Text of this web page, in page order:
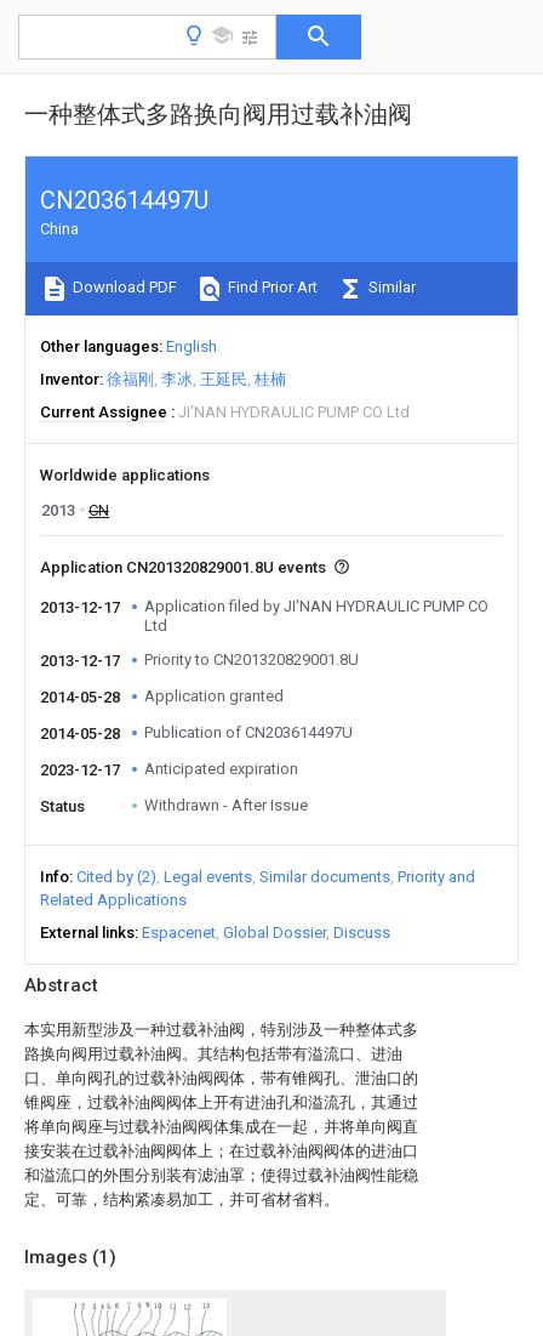
一种整体式多路换向阀用过载补油阀
Abstract
本实用新型涉及一种过载补油阀，特别涉及一种整体式多
路换向阀用过载补油阀。其结构包括带有溢流口、进油
口、单向阀孔的过载补油阀阀体，带有锥阀孔、泄油口的
锥阀座，过载补油阀阀体上开有进油孔和溢流孔，其通过
将单向阀座与过载补油阀阀体集成在一起，并将单向阀直
接安装在过载补油阀阀体上；在过载补油阀阀体的进油口
和溢流口的外围分别装有滤油罩；使得过载补油阀性能稳
定、可靠，结构紧凑易加工，并可省材省料。
Images (1)
CN203614497U
China
Download PDF Find Prior Art Similar
Other languages English
Inventor 徐福刚 李冰 王延民 桂楠
Current Assignee
JI'NAN HYDRAULIC PUMP CO Ltd
Worldwide applications
2013
CN
Application CN201320829001.8U events
2013-12-17
Application filed by JI'NAN HYDRAULIC PUMP CO
Ltd
2013-12-17
Priority to CN201320829001.8U
2014-05-28 Application granted
2014-05-28 Publication of CN203614497U
2023-12-17 Anticipated expiration
Status Withdrawn - After Issue
Info Cited by (2) Legal events Similar documents Priority and
Related Applications
External links Espacenet Global Dossier Discuss